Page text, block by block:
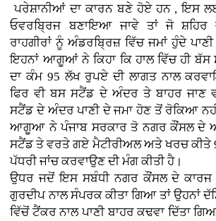
ਪਰੇਸ਼ਾਨੀਆਂ ਦਾ ਕਾਰਨ ਬਣੇ ਹੋਏ ਹਨ , ਇਸ
ਓਵਰਬ੍ਰਿਜ ਬਣਾਇਆ ਜਾਵੇ ਤਾਂ ਜੋ
ਰਾਹਗੀਰਾਂ ਨੂੰ ਅੰਡਰਬ੍ਰਿਜ਼ ਵਿੱਚ ਜਮਾਂ ਹੁੰਦੇ
ਇਹਨਾਂ ਆਗੂਆਂ ਨੇ ਕਿਹਾ ਕਿ ਹਾਲ ਵਿੱਚ ਹੀ ਬੱਸ
ਦਾ ਕੰਮ 95 ਲੱਖ ਰੁਪਏ ਦੀ ਲਾਗਤ ਨਾਲ
ਫਿਰ ਵੀ ਬਸ ਸਟੈਂਡ ਦੇ ਅੰਦਰ ਤੇ ਬਾਹਰ ਜਾਣ
ਸਟੈਂਡ ਦੇ ਅੰਦਰ ਪਾਣੀ ਦੇ ਜਮਾ ਹੋਣ ਤੋਂ ਰੋਕਿਆ
ਆਗੂਆ ਨੇਪੰਜਾਬ ਸਰਕਾਰ ਤੋ ਨਗਰ ਕੌਂਸਲ ਦੇ
ਸਟੈਂਡ ਤੇ ਵਰਤੇ ਗਏ ਮੈਟੀਰੀਅਲ ਅਤੇ ਖਰਚ ਕੀਤੇ
ਪੱਧਰੀ ਜਾਂਚ ਕਰਵਾਉਣ ਦੀ ਮੰਗ ਕੀਤੀ ਹੈ।
ਉਧਰ ਜਦੋਂ ਇਸ ਸਬੰਧੀ ਨਗਰ ਕੌਂਸਲ ਦੇ ਕਾਰਜ
ਗੁਰਦੀਪ ਨਾਲ ਸੰਪਰਕ ਕੀਤਾ ਗਿਆ ਤਾਂ ਉਹਨਾਂ
ਵਿੱਚੋਂ ਟੈਂਕਰ ਨਾਲਪਾਣੀ ਬਾਹਰ ਕਢਵਾ ਦਿੱਤਾ